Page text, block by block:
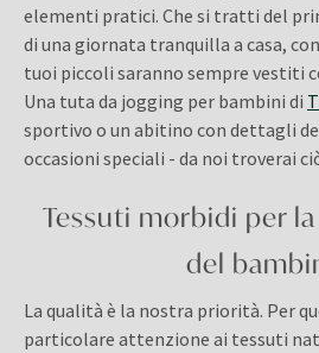
elementi pratici. Che si tratti del
di una giornata tranquilla a casa,
tuoi piccoli saranno sempre vestiti
Una tuta da jogging per bambini di
sportivo o un abitino con dettagli
occasioni speciali - da noi troverai
Tessuti morbidi per
del
La qualità è la nostra priorità. Per
particolare attenzione ai tessuti